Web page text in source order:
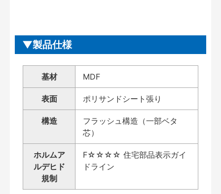
製品仕様
基材 MDF
表面 ポリサンドシート張り
構造
フラッシュ構造（一部ベタ
芯）
ホルムア
ルデヒド
規制
F☆☆☆☆ 住宅部品表示ガイ
ドライン